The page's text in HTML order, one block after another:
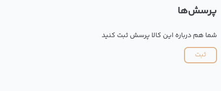
پرسش‌ها
شما هم درباره این کالا پرسش ثبت کنید
ثبت